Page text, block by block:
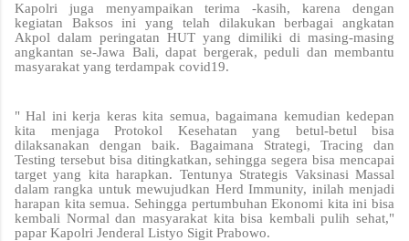
Kapolri juga menyampaikan terima -kasih, karena dengan
kegiatan Baksos ini yang telah dilakukan berbagai angkatan
Akpol dalam peringatan HUT yang dimiliki di masing-masing
angkantan se-Jawa Bali, dapat bergerak, peduli dan membantu
masyarakat yang terdampak covid19.
" Hal ini kerja keras kita semua, bagaimana kemudian kedepan
kita menjaga Protokol Kesehatan yang betul-betul bisa
dilaksanakan dengan baik. Bagaimana Strategi, Tracing dan
Testing tersebut bisa ditingkatkan, sehingga segera bisa mencapai
target yang kita harapkan. Tentunya Strategis Vaksinasi Massal
dalam rangka untuk mewujudkan Herd Immunity, inilah menjadi
harapan kita semua. Sehingga pertumbuhan Ekonomi kita ini bisa
kembali Normal dan masyarakat kita bisa kembali pulih sehat,"
papar Kapolri Jenderal Listyo Sigit Prabowo.